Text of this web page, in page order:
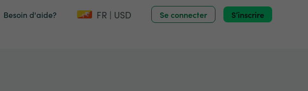
Besoin d'aide? FR | USD Se connecter S’inscrire